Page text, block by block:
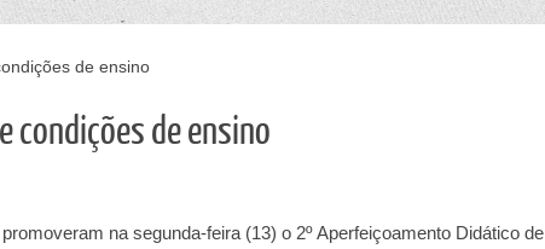
de ensino
de ensino
na segunda-feira (13) o 2º Aperfeiçoamento Didático de